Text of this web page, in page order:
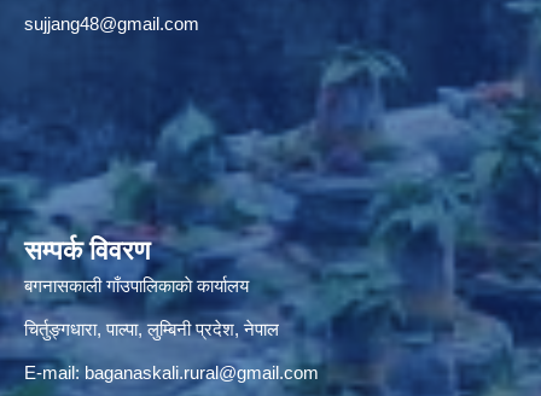
sujjang48@gmail.com
सम्पर्क विवरण
बगनासकाली गाँउपालिकाकाे कार्यालय
चिर्तुङ्गधारा, पाल्पा, लुम्बिनी प्रदेश, नेपाल
E-mail: baganaskali.rural@gmail.com